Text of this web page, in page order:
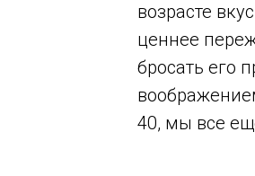
возрасте
ценнее
бросать его
40, мы все